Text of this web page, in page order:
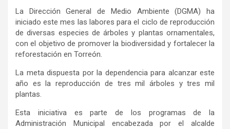
La Dirección General de Medio Ambiente (DGMA) ha
iniciado este mes las labores para el ciclo de reproducción
de diversas especies de árboles y plantas ornamentales,
con el objetivo de promover la biodiversidad y fortalecer la
reforestación en Torreón.
La meta dispuesta porla dependencia para alcanzar este
año es
la reproducción de tres mil árboles y tres mil
plantas.
Esta iniciativa es parte de los programas
de la
Administración Municipal encabezada por el alcalde